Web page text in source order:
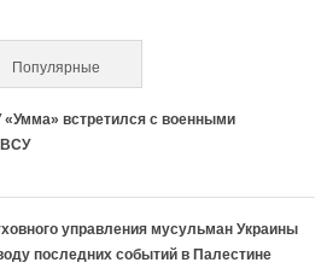
Популярные
встретился с военными
ВСУ
управления мусульман Украины
последних событий в Палестине